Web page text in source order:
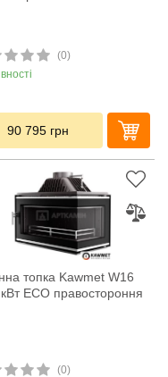
(0)
90 795 грн
топка Kawmet W16
ECO правостороння
(0)